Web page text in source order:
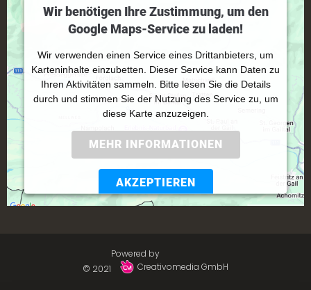
Wir benötigen Ihre Zustimmung, um den
Google Maps-Service zu laden!
Wir verwenden einen Service eines Drittanbieters, um
Karteninhalte einzubetten. Dieser Service kann Daten zu
Ihren Aktivitäten sammeln. Bitte lesen Sie die Details
durch und stimmen Sie der Nutzung des Service zu, um
diese Karte anzuzeigen.
MEHR INFORMATIONEN
AKZEPTIEREN
© 2021
Powered by
Creativomedia GmbH